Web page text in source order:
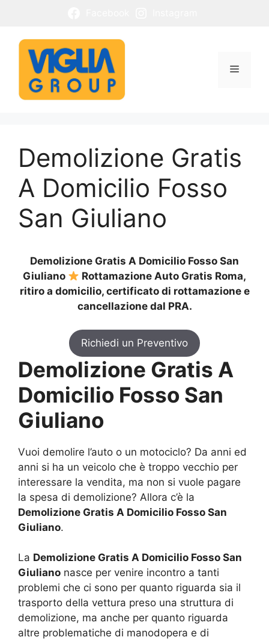
contenuto
Menu
Demolizione Gratis
A Domicilio Fosso
San Giuliano
Demolizione Gratis A Domicilio Fosso San
Giuliano
Rottamazione Auto Gratis Roma,
ritiro a domicilio, certificato di rottamazione e
cancellazione dal PRA.
Richiedi un Preventivo
Demolizione Gratis A
Domicilio Fosso San
Giuliano
Vuoi demolire l’auto o un motociclo? Da anni ed
anni si ha un veicolo che è troppo vecchio per
interessare la vendita, ma non si vuole pagare
la spesa di demolizione? Allora c’è la
Demolizione Gratis A Domicilio Fosso San
Giuliano.
La Demolizione Gratis A Domicilio Fosso San
Giuliano nasce per venire incontro a tanti
problemi che ci sono per quanto riguarda sia il
trasporto della vettura preso una struttura di
demolizione, ma anche per quanto riguarda
altre problematiche di manodopera e di